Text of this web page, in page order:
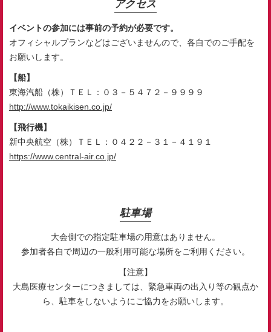
アクセス
イベントの参加には事前の予約が必要です。
オフィシャルプランなどはございませんので、各自でのご手配を
お願いします。
【船】
東海汽船（株）ＴＥＬ：０３－５４７２－９９９９
http://www.tokaikisen.co.jp/
【飛行機】
新中央航空（株）ＴＥＬ：０４２２－３１－４１９１
https://www.central-air.co.jp/
駐車場
大会側での指定駐車場の用意はありません。
参加者各自で周辺の一般利用可能な場所をご利用ください。
【注意】
大島医療センターにつきましては、緊急車両の出入り等の観点か
ら、駐車をしないようにご協力をお願いします。